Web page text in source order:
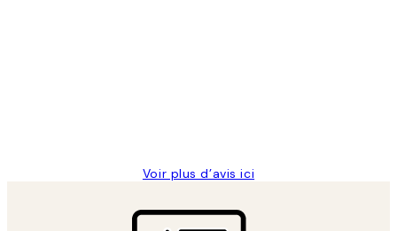
Voir plus d’avis ici